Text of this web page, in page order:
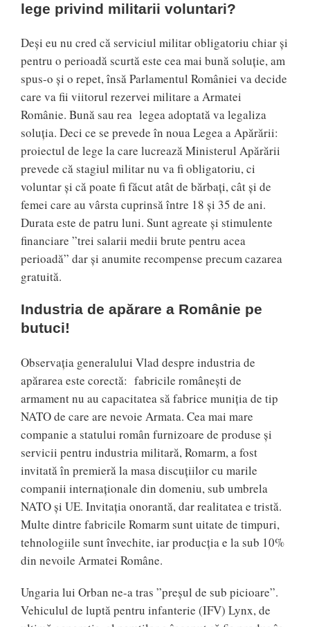
lege privind militarii voluntari?
Deși eu nu cred că serviciul militar obligatoriu chiar și
pentru o perioadă scurtă este cea mai bună soluție, am
spus-o și o repet, însă Parlamentul României va decide
care va fii viitorul rezervei militare a Armatei
Românie. Bună sau rea legea adoptată va legaliza
soluția. Deci ce se prevede în noua Legea a Apărării:
proiectul de lege la care lucrează Ministerul Apărării
prevede că stagiul militar nu va fi obligatoriu, ci
voluntar și că poate fi făcut atât de bărbați, cât și de
femei care au vârsta cuprinsă între 18 și 35 de ani.
Durata este de patru luni. Sunt agreate și stimulente
financiare ”trei salarii medii brute pentru acea
perioadă” dar și anumite recompense precum cazarea
gratuită.
Industria de apărare a Românie pe
butuci!
Observația generalului Vlad despre industria de
apărarea este corectă: fabricile românești de
armament nu au capacitatea să fabrice muniția de tip
NATO de care are nevoie Armata. Cea mai mare
companie a statului român furnizoare de produse și
servicii pentru industria militară, Romarm, a fost
invitată în premieră la masa discuțiilor cu marile
companii internaționale din domeniu, sub umbrela
NATO și UE. Invitația onorantă, dar realitatea e tristă.
Multe dintre fabricile Romarm sunt uitate de timpuri,
tehnologiile sunt învechite, iar producția e la sub 10%
din nevoile Armatei Române.
Ungaria lui Orban ne-a tras ”preșul de sub picioare”.
Vehiculul de luptă pentru infanterie (IFV) Lynx, de